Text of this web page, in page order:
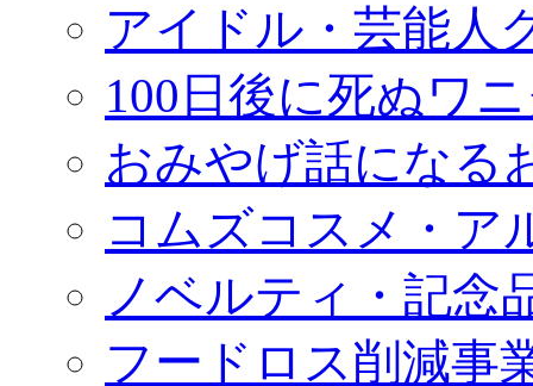
アイドル・芸能人
100日後に死ぬワ
おみやげ話になる
コムズコスメ・ア
ノベルティ・記念
フードロス削減事